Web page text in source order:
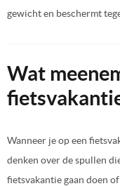
gewicht en beschermt
Wat
Wanneer je op een
denken over de spullen
fietsvakantie gaan doen